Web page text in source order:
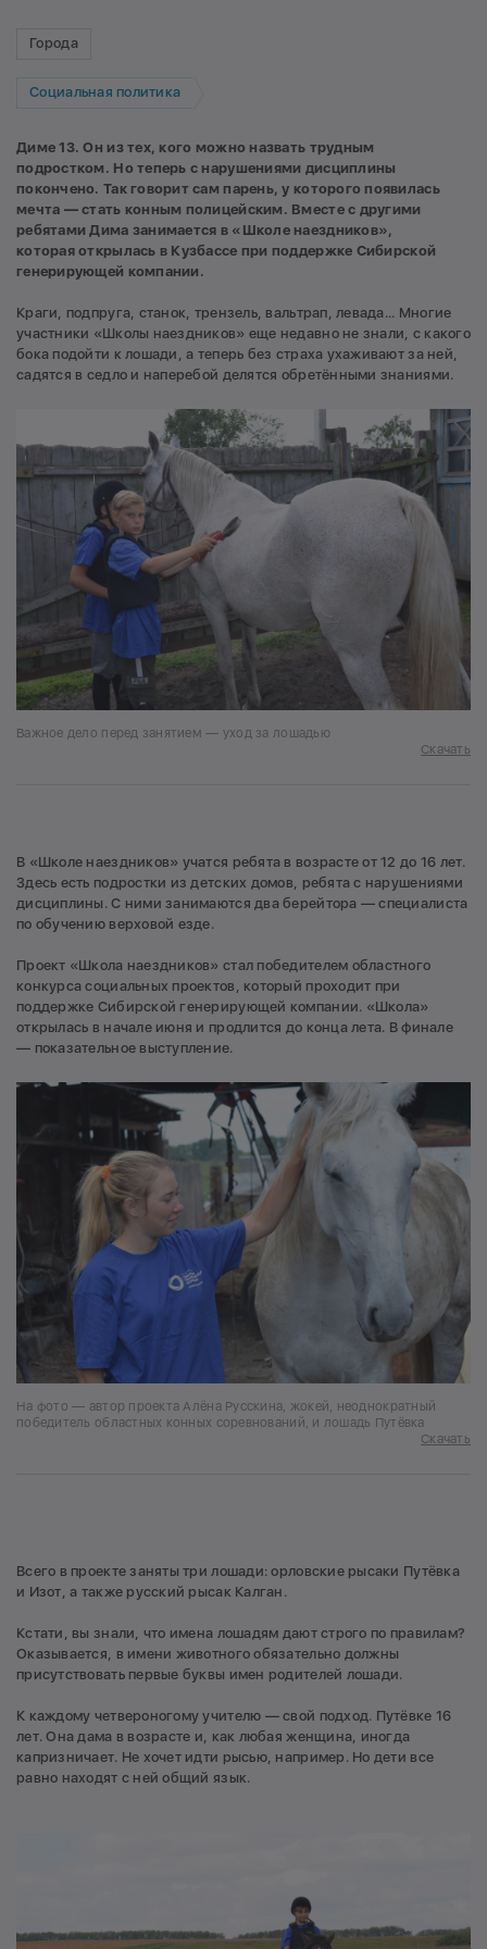
Города
Социальная политика
Диме 13. Он из тех, кого можно назвать трудным
подростком. Но теперь с нарушениями дисциплины
покончено. Так говорит сам парень, у которого появилась
мечта — стать конным полицейским. Вместе с другими
ребятами Дима занимается в «Школе наездников»,
котораяоткрылась в Кузбассе при поддержке Сибирской
генерирующей компании.
Краги, подпруга, станок, трензель, вальтрап, левада... Многие
участники «Школы наездников» еще недавно не знали, с какого
бока подойти к лошади, а теперь без страха ухаживают за ней,
садятся в седло и наперебой делятся обретёнными знаниями.
Важное дело перед занятием — уход за лошадью
Скачать
В «Школе наездников» учатся ребята в возрасте от 12 до 16 лет.
Здесь есть подростки из детских домов, ребята с нарушениями
дисциплины. С ними занимаются два берейтора — специалиста
по обучению верховой езде.
Проект «Школа наездников» стал победителем областного
конкурса социальных проектов, который проходит при
поддержке Сибирской генерирующей компании. «Школа»
открылась в начале июня и продлится до конца лета. В финале
— показательное выступление.
На фото — автор проекта Алёна Русскина, жокей, неоднократный
победитель областных конных соревнований, и лошадь Путёвка
Скачать
Всего в проекте заняты три лошади: орловские рысаки Путёвка
и Изот, а также русский рысак Калган.
Кстати, вы знали, что имена лошадям дают строго по правилам?
Оказывается, в имени животного обязательно должны
присутствовать первые буквы имен родителей лошади.
К каждому четвероногому учителю — свой подход. Путёвке 16
лет. Она дама в возрасте и, как любая женщина, иногда
капризничает. Не хочет идти рысью, например. Но дети все
равно находят с ней общий язык.